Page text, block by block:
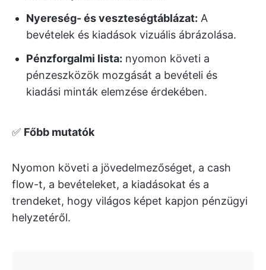
Nyereség- és veszteségtáblázat: A
bevételek és kiadások vizuális ábrázolása.
Pénzforgalmi lista: nyomon követi a
pénzeszközök mozgását a bevételi és
kiadási minták elemzése érdekében.
✅ Főbb mutatók
Nyomon követi a jövedelmezőséget, a cash
flow-t, a bevételeket, a kiadásokat és a
trendeket, hogy világos képet kapjon pénzügyi
helyzetéről.